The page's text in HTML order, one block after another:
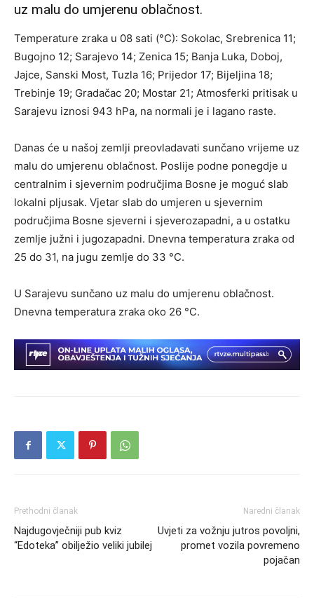
uz malu do umjerenu oblačnost.
Temperature zraka u 08 sati (°C): Sokolac, Srebrenica 11;
Bugojno 12; Sarajevo 14; Zenica 15; Banja Luka, Doboj,
Jajce, Sanski Most, Tuzla 16; Prijedor 17; Bijeljina 18;
Trebinje 19; Gradačac 20; Mostar 21; Atmosferki pritisak u
Sarajevu iznosi 943 hPa, na normali je i lagano raste.
Danas će u našoj zemlji preovladavati sunčano vrijeme uz
malu do umjerenu oblačnost. Poslije podne ponegdje u
centralnim i sjevernim područjima Bosne je moguć slab
lokalni pljusak. Vjetar slab do umjeren u sjevernim
područjima Bosne sjeverni i sjeverozapadni, a u ostatku
zemlje južni i jugozapadni. Dnevna temperatura zraka od
25 do 31, na jugu zemlje do 33 °C.
U Sarajevu sunčano uz malu do umjerenu oblačnost.
Dnevna temperatura zraka oko 26 °C.
Prethodni članak
Najdugovječniji pub kviz
“Edoteka” obilježio veliki jubilej
Naredni članak
Uvjeti za vožnju jutros povoljni,
promet vozila povremeno
pojačan